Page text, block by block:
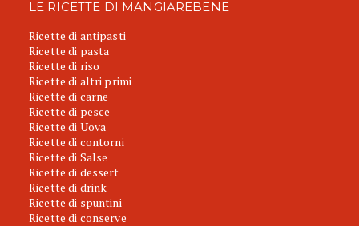
LE RICETTE DI MANGIAREBENE
Ricette di antipasti
Ricette di pasta
Ricette di riso
Ricette di altri primi
Ricette di carne
Ricette di pesce
Ricette di Uova
Ricette di contorni
Ricette di Salse
Ricette di dessert
Ricette di drink
Ricette di spuntini
Ricette di conserve